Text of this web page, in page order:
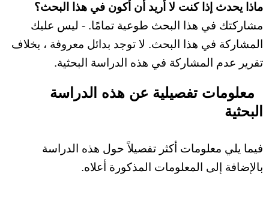
ماذا يحدث إذا كنت لا أريد أن أكون في هذا البحث؟
مشاركتك في هذا البحث طوعية تمامًا. - ليس عليك
المشاركة في هذا البحث. لا توجد بدائل معروفة ، بخلاف
تقرير عدم المشاركة في هذه الدراسة البحثية.
معلومات تفصيلية عن هذه الدراسة
البحثية
فيما يلي معلومات أكثر تفصيلاً حول هذه الدراسة
بالإضافة إلى المعلومات المذكورة أعلاه.